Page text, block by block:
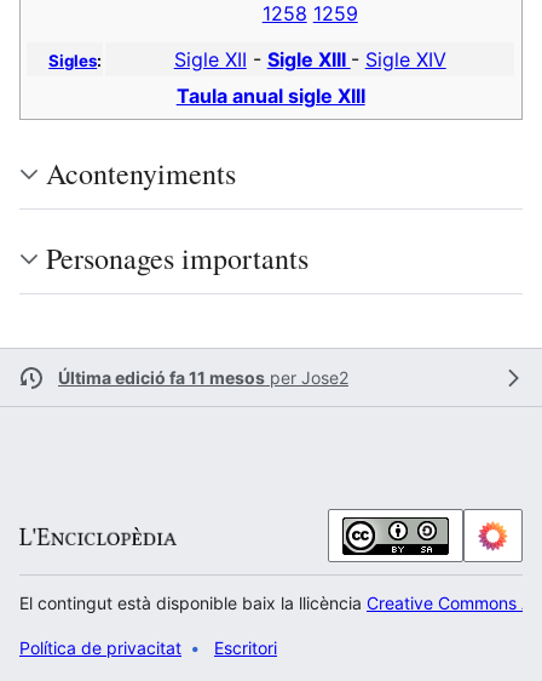
1258 1259
Sigles: Sigle XII - Sigle XIII - Sigle XIV
Taula anual sigle XIII
Acontenyiments
Personages importants
Última edició fa 11 mesos per Jose2
El contingut està disponible baix la llicència Creative Commons
Política de privacitat Escritori